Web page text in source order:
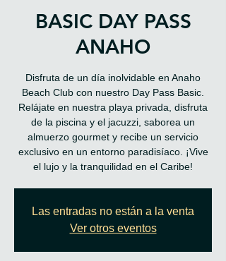
BASIC DAY PASS
ANAHO
Disfruta de un día inolvidable en Anaho
Beach Club con nuestro Day Pass Basic.
Relájate en nuestra playa privada, disfruta
de la piscina y el jacuzzi, saborea un
almuerzo gourmet y recibe un servicio
exclusivo en un entorno paradisíaco. ¡Vive
el lujo y la tranquilidad en el Caribe!
Las entradas no están a la venta
Ver otros eventos